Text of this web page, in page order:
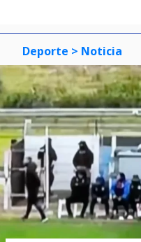
Deporte > Noticia